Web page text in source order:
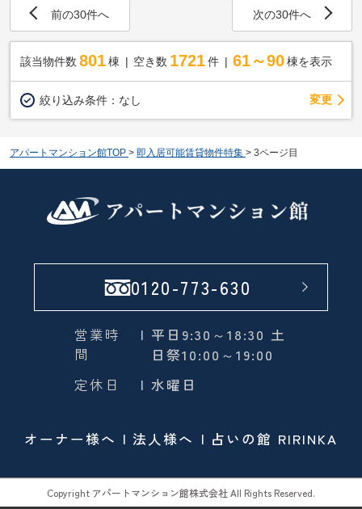
前の30件へ 次の30件へ
該当物件数 801棟 空き数 1721 件 61～90 棟を表示
絞り込み条件： なし 変更
アパートマンション館TOP > 即入居可能賃貸物件特集 > 3ページ目
0120-773-630
営業時
間
| 平日9:30～18:30 土
日祭10:00～19:00
定休日
| 水曜日
オーナー様へ 法人様へ 占いの館 RIRINKA
Copyright アパートマンション館株式会社 All Rights Reserved.